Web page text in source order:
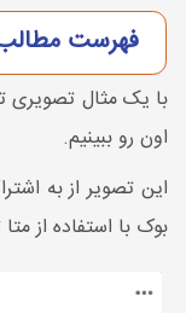
فهرست مطالب
با یک مثال تصویری
اون رو ببینیم.
بوک با استفاده از